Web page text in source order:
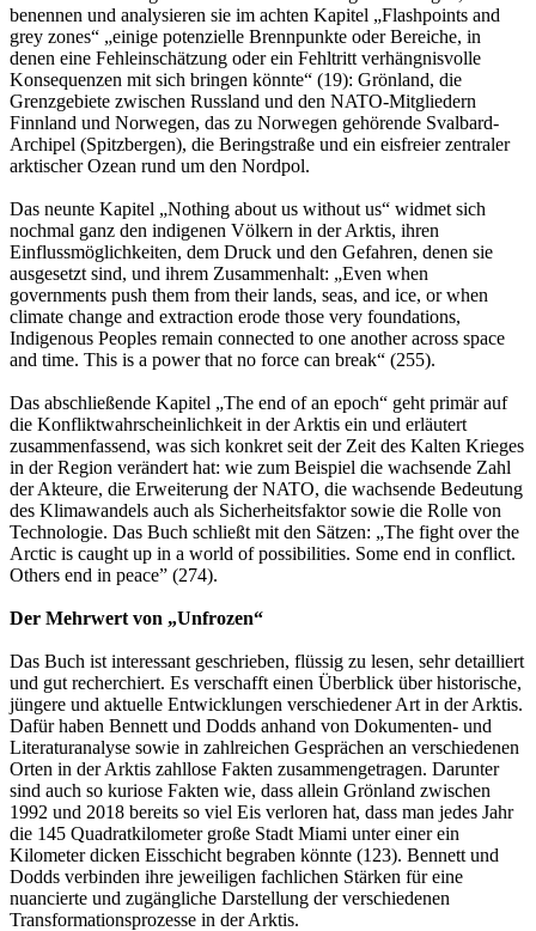
benennen und analysieren sie im achten Kapitel „Flashpoints and
grey zones“ „einige potenzielle Brennpunkte oder Bereiche, in
denen eine Fehleinschätzung oder ein Fehltritt verhängnisvolle
Konsequenzen mit sich bringen könnte“ (19): Grönland, die
Grenzgebiete zwischen Russland und den NATO-Mitgliedern
Finnland und Norwegen, das zu Norwegen gehörende Svalbard-
Archipel (Spitzbergen), die Beringstraße und ein eisfreier zentraler
arktischer Ozean rund um den Nordpol.
Das neunte Kapitel „Nothing about us without us“ widmet sich
nochmal ganz den indigenen Völkern in der Arktis, ihren
Einflussmöglichkeiten, dem Druck und den Gefahren, denen sie
ausgesetzt sind, und ihrem Zusammenhalt: „Even when
governments push them from their lands, seas, and ice, or when
climate change and extraction erode those very foundations,
Indigenous Peoples remain connected to one another across space
and time. This is a power that no force can break“ (255).
Das abschließende Kapitel „The end of an epoch“ geht primär auf
die Konfliktwahrscheinlichkeit in der Arktis ein und erläutert
zusammenfassend, was sich konkret seit der Zeit des Kalten Krieges
in der Region verändert hat: wie zum Beispiel die wachsende Zahl
der Akteure, die Erweiterung der NATO, die wachsende Bedeutung
des Klimawandels auch als Sicherheitsfaktor sowie die Rolle von
Technologie. Das Buch schließt mit den Sätzen: „The fight over the
Arctic is caught up in a world of possibilities. Some end in conflict.
Others end in peace” (274).
Der Mehrwert von „Unfrozen“
Das Buch ist interessant geschrieben, flüssig zu lesen, sehr detailliert
und gut recherchiert. Es verschafft einen Überblick über historische,
jüngere und aktuelle Entwicklungen verschiedener Art in der Arktis.
Dafür haben Bennett und Dodds anhand von Dokumenten- und
Literaturanalyse sowie in zahlreichen Gesprächen an verschiedenen
Orten in der Arktis zahllose Fakten zusammengetragen. Darunter
sind auch so kuriose Fakten wie, dass allein Grönland zwischen
1992 und 2018 bereits so viel Eis verloren hat, dass man jedes Jahr
die 145 Quadratkilometer große Stadt Miami unter einer ein
Kilometer dicken Eisschicht begraben könnte (123). Bennett und
Dodds verbinden ihre jeweiligen fachlichen Stärken für eine
nuancierte und zugängliche Darstellung der verschiedenen
Transformationsprozesse in der Arktis.